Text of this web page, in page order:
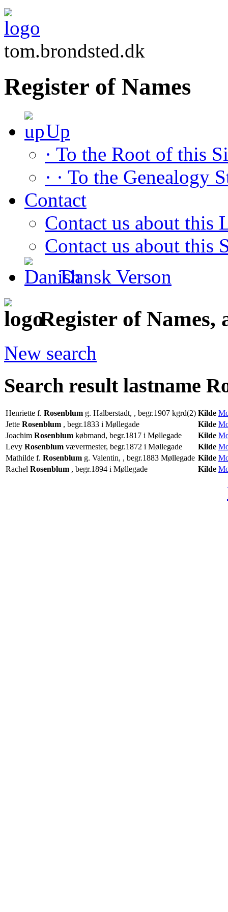
tom.brondsted.dk
Register of Names
Up
· To the Root of this
· · To the Genealogy
Contact
Contact us about this
Contact us about this
Dansk Verson
Register of Names,
New search
Search result lastname
Henriette f. Rosenblum g. Halberstadt, , begr.1907 kgrd(2) Kilde
Jette Rosenblum , begr.1833 i Møllegade Kilde
Joachim Rosenblum købmand, begr.1817 i Møllegade Kilde
Levy Rosenblum vævermester, begr.1872 i Møllegade Kilde
Mathilde f. Rosenblum g. Valentin, , begr.1883 Møllegade Kilde
Rachel Rosenblum , begr.1894 i Møllegade Kilde